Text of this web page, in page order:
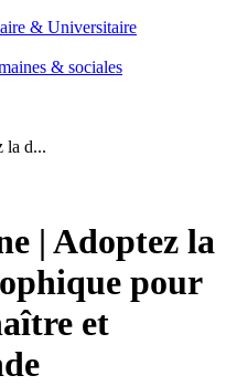
& Universitaire
& sociales
la d...
| Adoptez la
pour
et